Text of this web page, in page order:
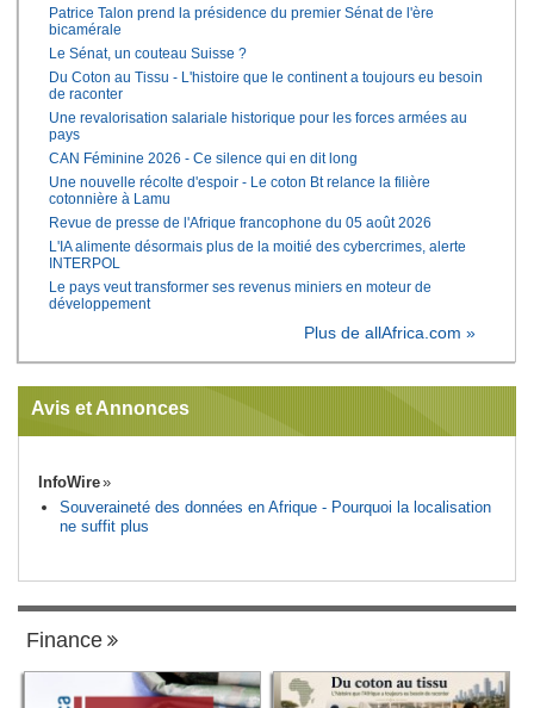
Patrice Talon prend la présidence du premier Sénat de l'ère
bicamérale
Le Sénat, un couteau Suisse ?
Du Coton au Tissu - L'histoire que le continent a toujours eu besoin
de raconter
Une revalorisation salariale historique pour les forces armées au
pays
CAN Féminine 2026 - Ce silence qui en dit long
Une nouvelle récolte d'espoir - Le coton Bt relance la filière
cotonnière à Lamu
Revue de presse de l'Afrique francophone du 05 août 2026
L'IA alimente désormais plus de la moitié des cybercrimes, alerte
INTERPOL
Le pays veut transformer ses revenus miniers en moteur de
développement
Plus de allAfrica.com »
Avis et Annonces
InfoWire
Souveraineté des données en Afrique - Pourquoi la localisation
ne suffit plus
Finance